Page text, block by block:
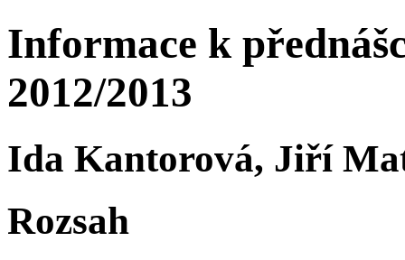
Informace k
2012/2013
Ida Kantorová, Jiří
Rozsah